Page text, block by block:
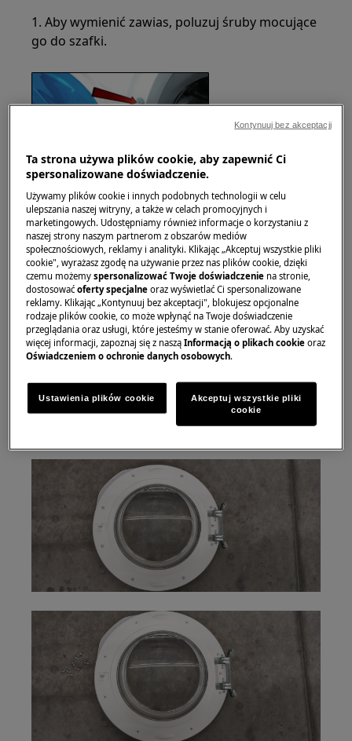
1. Aby wymienić zawias, poluzuj śruby mocujące
go do szafki.
2. Aby uzyskać dostęp do drzwi, poluzuj śruby
łączące ze sobą dwie ramy przednich i tylnych
drzwi
Ta strona używa plików cookie, aby zapewnić Ci
spersonalizowane doświadczenie.
Używamy plików cookie i innych podobnych technologii w celu
ulepszania naszej witryny, a także w celach promocyjnych i
marketingowych. Udostępniamy również informacje o korzystaniu z
naszej strony naszym partnerom z obszarów mediów
społecznościowych, reklamy i analityki. Klikając „Akceptuj wszystkie pliki
cookie", wyrażasz zgodę na używanie przez nas plików cookie, dzięki
czemu możemyspersonalizować Twoje doświadczenie na stronie,
dostosowaćoferty specjalne oraz wyświetlać Ci spersonalizowane
reklamy. Klikając „Kontynuuj bez akceptacji", blokujesz opcjonalne
rodzaje plików cookie, co może wpłynąć na Twoje doświadczenie
przeglądania oraz usługi, które jesteśmy w stanie oferować. Aby uzyskać
więcej informacji, zapoznaj się z nasząInformacją o plikach cookie oraz
Oświadczeniem o ochronie danych osobowych.
Ustawienia plików cookie
Akceptuj wszystkie pliki
cookie
Kontynuuj bez akceptacji